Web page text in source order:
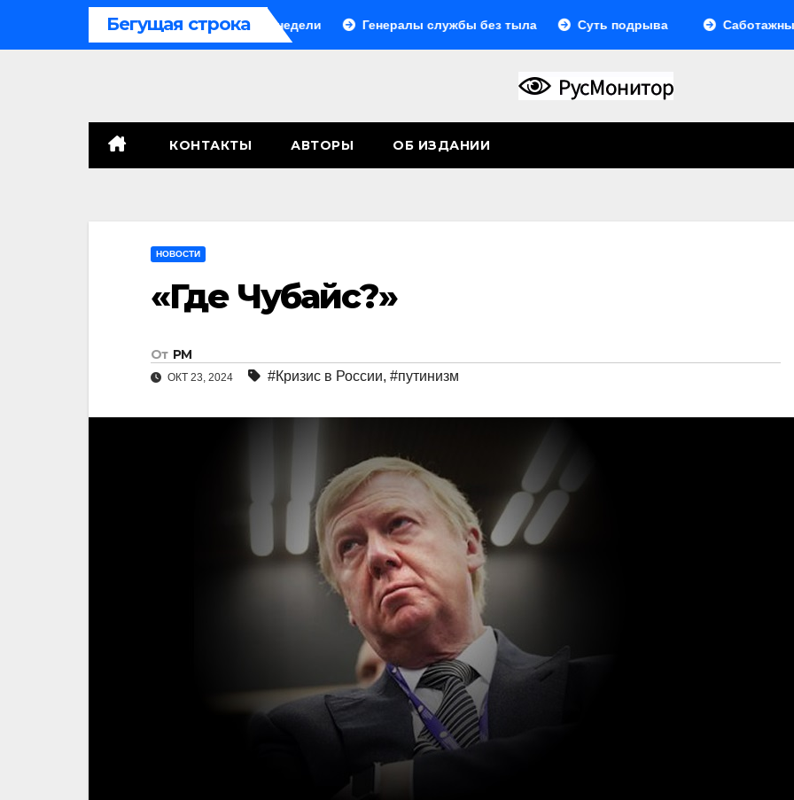
Бегущая строка
В Грузии третий блэкаут за две недели Генералы службы без тыла Суть подрыва Саботажный фронт
КОНТАКТЫ АВТОРЫ ОБ ИЗДАНИИ
НОВОСТИ
«Где Чубайс?»
От РМ
ОКТ 23, 2024 #Кризис в России, #путинизм